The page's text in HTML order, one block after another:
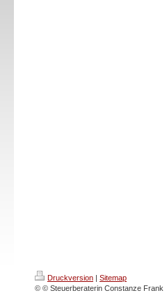
Druckversion | Sitemap
© © Steuerberaterin Constanze Frank